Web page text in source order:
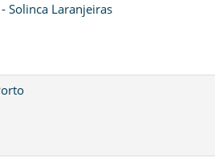
Solinca Laranjeiras